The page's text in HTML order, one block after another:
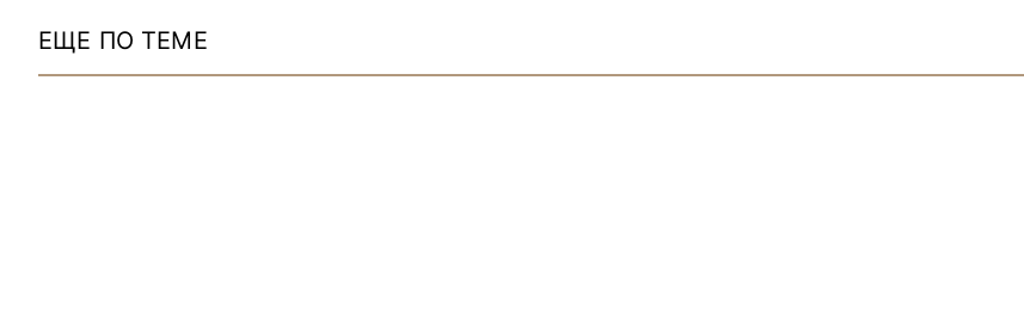
ЕЩЕ ПО ТЕМЕ